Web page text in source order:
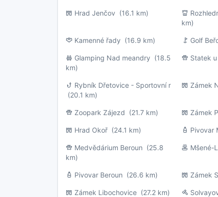
Hrad Jenčov (16.1 km)
km)
Kamenné řady (16.9 km) Golf
Glamping Nad meandry (18.5
km)
Statek
Rybník Dřetovice - Sportovní r
(20.1 km)
Zámek
Zoopark Zájezd (21.7 km) Zámek
Hrad Okoř (24.1 km) Pivovar
Medvědárium Beroun (25.8
km)
Mšené-
Pivovar Beroun (26.6 km) Zámek
Zámek Libochovice (27.2 km)